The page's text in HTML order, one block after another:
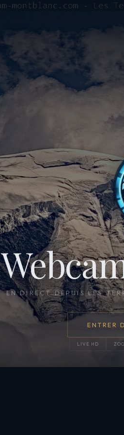
EN DIRECT DEPUIS LES
ENTRER
LIVE HD